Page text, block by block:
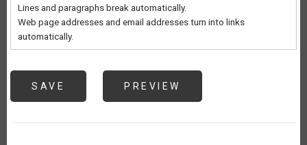
Lines and paragraphs break automatically.
Web page addresses and email addresses turn into links
automatically.